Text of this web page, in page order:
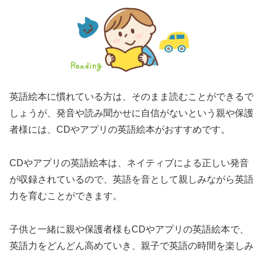
英語絵本に慣れている方は、そのまま読むことができるで
しょうが、発音や読み聞かせに自信がないという親や保護
者様には、CDやアプリの英語絵本がおすすめです。
CDやアプリの英語絵本は、ネイティブによる正しい発音
が収録されているので、英語を音として親しみながら英語
力を育むことができます。
子供と一緒に親や保護者様もCDやアプリの英語絵本で、
英語力をどんどん高めていき、親子で英語の時間を楽しみ